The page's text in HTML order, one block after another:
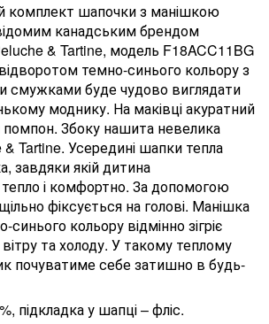
комплект шапочки з манішкою
канадським брендом
& Tartine, модель F18ACC11BG
темно-синього кольору з
смужками буде чудово виглядати
моднику. На маківці акуратний
помпон. Збоку нашита невелика
Tartine. Усередині шапки тепла
завдяки якій дитина
і комфортно. За допомогою
фіксується на голові. Манішка
кольору відмінно зігріє
та холоду. У такому теплому
почуватиме себе затишно в будь-
підкладка у шапці – фліс.